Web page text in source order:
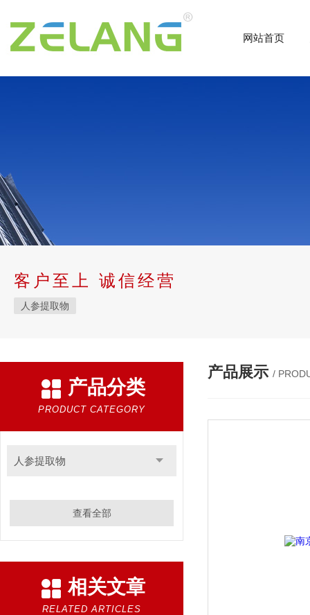
网站首页
客户至上 诚信经营
人参提取物
产品分类
PRODUCT CATEGORY
人参提取物
查看全部
相关文章
RELATED ARTICLES
产品展示 /